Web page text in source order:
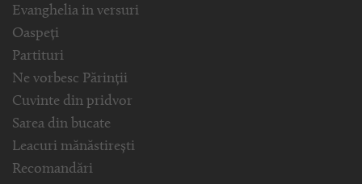
Evanghelia in versuri
Oaspeți
Partituri
Ne vorbesc Părinții
Cuvinte din pridvor
Sarea din bucate
Leacuri mănăstirești
Recomandări